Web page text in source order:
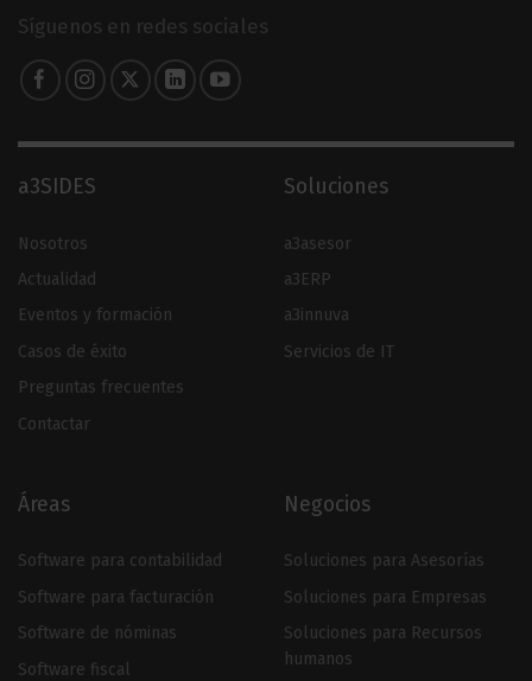
Síguenos en redes sociales
a3SIDES
Nosotros
Actualidad
Eventos y formación
Casos de éxito
Preguntas frecuentes
Contactar
Soluciones
a3asesor
a3ERP
a3innuva
Servicios de IT
Áreas
Software para contabilidad
Software para facturación
Software de nóminas
Software fiscal
Negocios
Soluciones para Asesorías
Soluciones para Empresas
Soluciones para Recursos
humanos